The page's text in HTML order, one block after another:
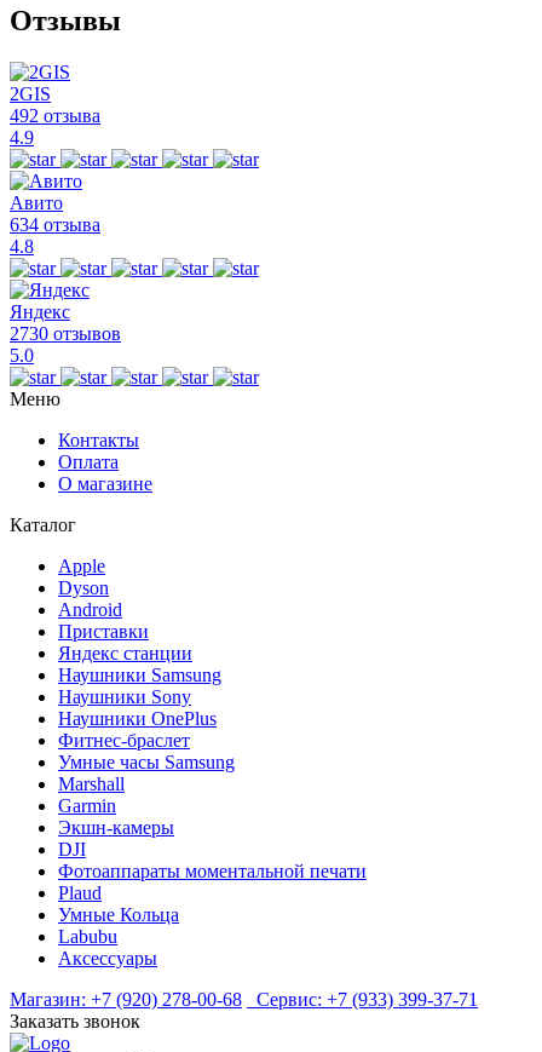
Отзывы
2GIS
492 отзыва
4.9
Авито
634 отзыва
4.8
Яндекс
2730 отзывов
5.0
Меню
Контакты
Оплата
О магазине
Каталог
Apple
Dyson
Android
Приставки
Яндекс станции
Наушники Samsung
Наушники Sony
Наушники OnePlus
Фитнес-браслет
Умные часы Samsung
Marshall
Garmin
Экшн-камеры
DJI
Фотоаппараты моментальной печати
Plaud
Умные Кольца
Labubu
Аксессуары
Магазин: +7 (920) 278-00-68 Сервис: +7 (933) 399-37-71
Заказать звонок